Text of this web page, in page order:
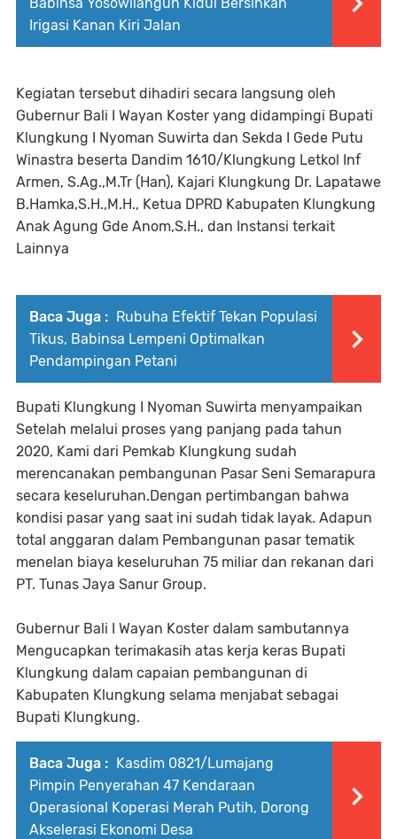
Irigasi Kanan Kiri Jalan
Kegiatan tersebut dihadiri secara langsung oleh
Gubernur Bali I Wayan Koster yang didampingi Bupati
Klungkung I Nyoman Suwirta dan Sekda I Gede Putu
Winastra beserta Dandim 1610/Klungkung Letkol Inf
Armen, S.Ag.,M.Tr (Han), Kajari Klungkung Dr. Lapatawe
B.Hamka,S.H.,M.H., Ketua DPRD Kabupaten Klungkung
Anak Agung Gde Anom,S.H., dan Instansi terkait
Lainnya
Baca Juga : Rubuha Efektif Tekan Populasi
Tikus, Babinsa Lempeni Optimalkan
Pendampingan Petani
Bupati Klungkung I Nyoman Suwirta menyampaikan
Setelah melalui proses yang panjang pada tahun
2020, Kami dari Pemkab Klungkung sudah
merencanakan pembangunan Pasar Seni Semarapura
secara keseluruhan.Dengan pertimbangan bahwa
kondisi pasar yang saat ini sudah tidak layak. Adapun
total anggaran dalam Pembangunan pasar tematik
menelan biaya keseluruhan 75 miliar dan rekanan dari
PT. Tunas Jaya Sanur Group.
Gubernur Bali I Wayan Koster dalam sambutannya
Mengucapkan terimakasih atas kerja keras Bupati
Klungkung dalam capaian pembangunan di
Kabupaten Klungkung selama menjabat sebagai
Bupati Klungkung.
Baca Juga : Kasdim 0821/Lumajang
Pimpin Penyerahan 47 Kendaraan
Operasional Koperasi Merah Putih, Dorong
Akselerasi Ekonomi Desa